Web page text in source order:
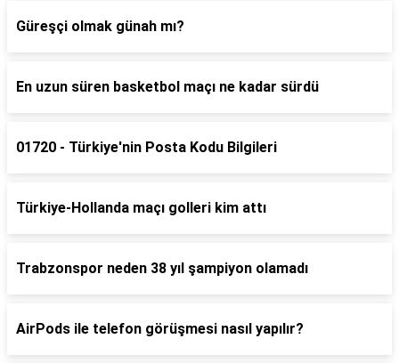
Güreşçi olmak günah mı?
En uzun süren basketbol maçı ne kadar sürdü
01720 - Türkiye'nin Posta Kodu Bilgileri
Türkiye-Hollanda maçı golleri kim attı
Trabzonspor neden 38 yıl şampiyon olamadı
AirPods ile telefon görüşmesi nasıl yapılır?